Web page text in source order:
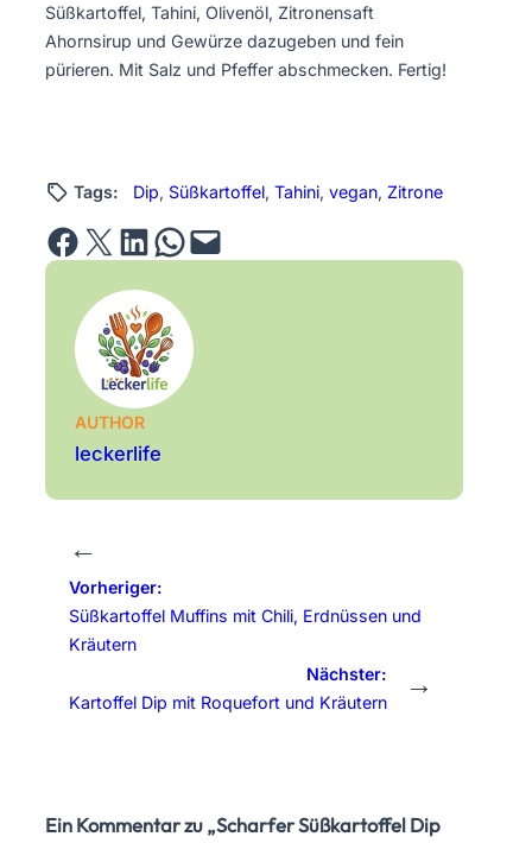
Süßkartoffel, Tahini, Olivenöl, Zitronensaft
Ahornsirup und Gewürze dazugeben und fein
pürieren. Mit Salz und Pfeffer abschmecken. Fertig!
Tags: Dip, Süßkartoffel, Tahini, vegan, Zitrone
Share on Facebook Email this Page Share on LinkedIn Share on WhatsApp Email this Page
AUTHOR
leckerlife
←
Vorheriger:
Süßkartoffel Muffins mit Chili, Erdnüssen und
Kräutern
Nächster:
Kartoffel Dip mit Roquefort und Kräutern
→
Ein Kommentar zu „Scharfer Süßkartoffel Dip